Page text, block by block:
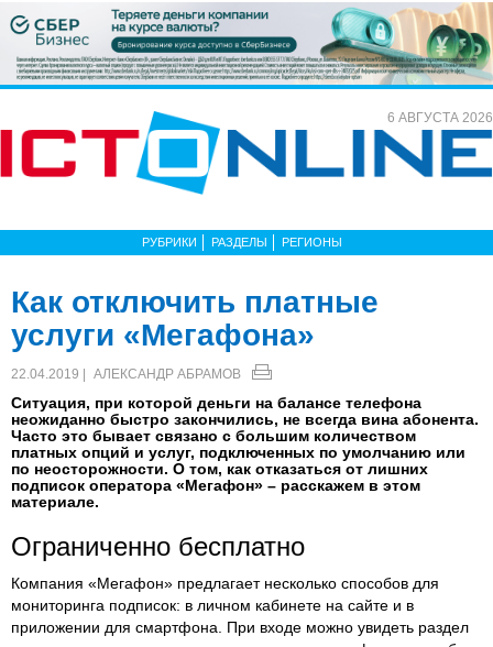
6 АВГУСТА 2026
РУБРИКИ РАЗДЕЛЫ РЕГИОНЫ
Как отключить платные
услуги «Мегафона»
22.04.2019 | АЛЕКСАНДР АБРАМОВ
Ситуация, при которой деньги на балансе телефона
неожиданно быстро закончились, не всегда вина абонента.
Часто это бывает связано с большим количеством
платных опций и услуг, подключенных по умолчанию или
по неосторожности. О том, как отказаться от лишних
подписок оператора «Мегафон» – расскажем в этом
материале.
Ограниченно бесплатно
Компания «Мегафон» предлагает несколько способов для
мониторинга подписок: в личном кабинете на сайте и в
приложении для смартфона. При входе можно увидеть раздел